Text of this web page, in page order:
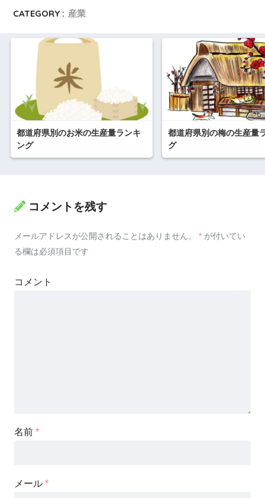
CATEGORY : 産業
都道府県別のお米の生産量ランキ
ング
都道府県別の梅の生産量
グ
コメントを残す
メールアドレスが公開されることはありません。 * が付いてい
る欄は必須項目です
コメント
名前 *
メール *